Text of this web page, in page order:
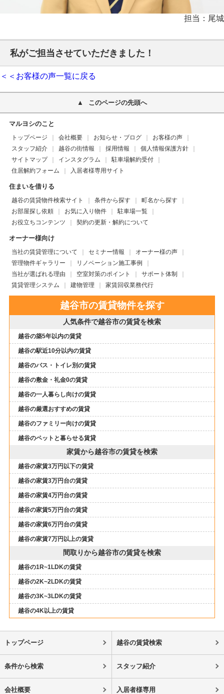
担当：尾城
私がご担当させていただきました！
＜＜お客様の声一覧に戻る
このページの先頭へ
マルヨシのこと
トップページ 会社概要 お知らせ・ブログ
お客様の声
スタッフ紹介
越谷の街情報 採用情報
個人情報保護方針
サイトマップ
インスタグラム
駐車場解約受付
住居解約フォーム
入居者様専用サイト
住まいを借りる
越谷の賃貸物件検索サイト 条件から探す
町名から探す
お部屋探し依頼
お気に入り物件
駐車場一覧
お役立ちコンテンツ
契約の更新・解約について
オーナー様向け
当社の賃貸管理について セミナー情報
オーナー様の声
管理物件ギャラリー
リノベーション施工事例
当社が選ばれる理由
空室対策のポイント
サポート体制
賃貸管理システム
建物管理 家賃回収業務代行
越谷市の賃貸物件を探す
人気条件で越谷市の賃貸を検索
越谷の築5年以内の賃貸
越谷の駅近10分以内の賃貸
越谷のバス・トイレ別の賃貸
越谷の敷金・礼金0の賃貸
越谷の一人暮らし向けの賃貸
越谷の厳選おすすめの賃貸
越谷のファミリー向けの賃貸
越谷のペットと暮らせる賃貸
家賃から越谷市の賃貸を検索
越谷の家賃3万円以下の賃貸
越谷の家賃3万円台の賃貸
越谷の家賃4万円台の賃貸
越谷の家賃5万円台の賃貸
越谷の家賃6万円台の賃貸
越谷の家賃7万円以上の賃貸
間取りから越谷市の賃貸を検索
越谷の1R~1LDKの賃貸
越谷の2K~2LDKの賃貸
越谷の3K~3LDKの賃貸
越谷の4K以上の賃貸
トップページ 越谷の賃貸検索
条件から検索 スタッフ紹介
会社概要 入居者様専用